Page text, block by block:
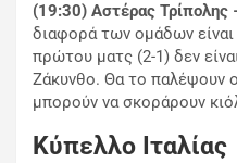
(19:30) Αστέρας Τρίπολης
διαφορά των ομάδων
πρώτου ματς (2-1) δεν
Ζάκυνθο. Θα το παλέψουν
μπορούν να σκοράρουν
Κύπελλο Ιταλίας